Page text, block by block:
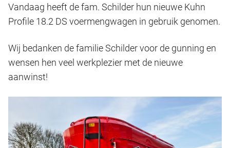
Vandaag heeft de fam. Schilder hun nieuwe Kuhn
Profile 18.2 DS voermengwagen in gebruik genomen.
Wij bedanken de familie Schilder voor de gunning en
wensen hen veel werkplezier met de nieuwe
aanwinst!